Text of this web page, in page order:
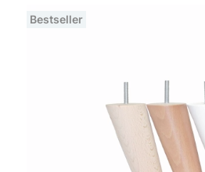
Bestseller